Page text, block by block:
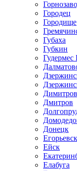
Городец
Городище
Губаха
Губкин
Гудермес
Дмитров
Донецк
Егорьевск
Ейск
Елабуга